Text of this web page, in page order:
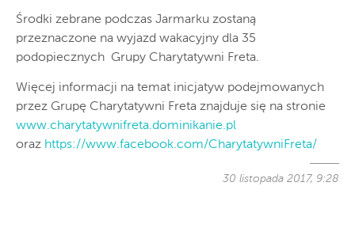
Środki zebrane podczas Jarmarku zostaną
przeznaczone na wyjazd wakacyjny dla 35
podopiecznych Grupy Charytatywni Freta.
Więcej informacji na temat inicjatyw podejmowanych
przez Grupę Charytatywni Freta znajduje się na stronie
www.charytatywnifreta.dominikanie.pl
oraz https://www.facebook.com/CharytatywniFreta/
30 listopada 2017, 9:28